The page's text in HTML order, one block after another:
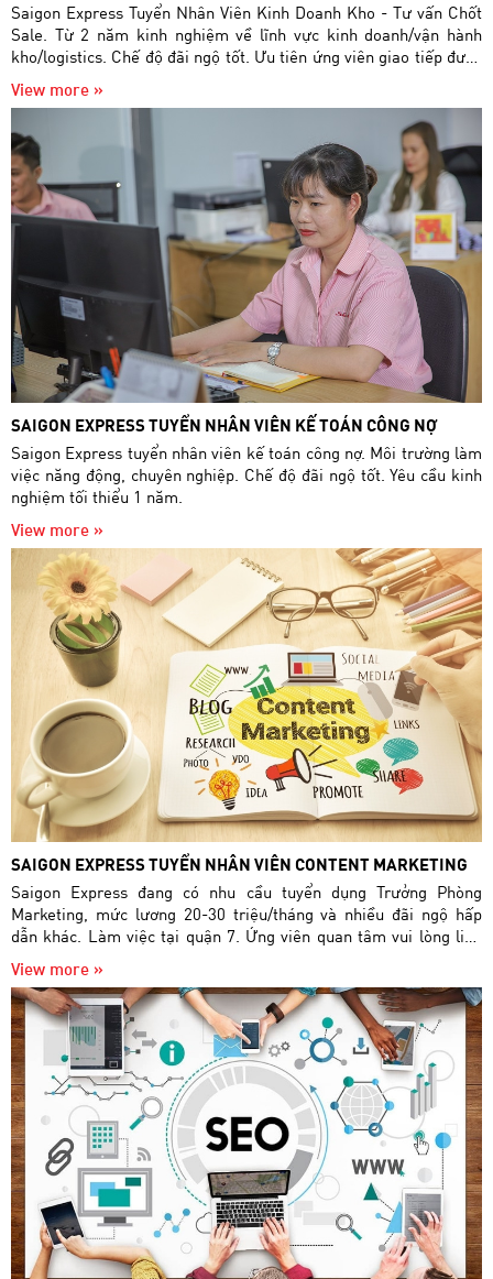
Saigon Express Tuyển Nhân Viên Kinh Doanh Kho - Tư vấn Chốt
Sale. Từ 2 năm kinh nghiệm về lĩnh vực kinh doanh/vận hành
kho/logistics. Chế độ đãi ngộ tốt. Ưu tiên ứng viên giao tiếp được
bằng Tiếng Anh
View more »
SAIGON EXPRESS TUYỂN NHÂN VIÊN KẾ TOÁN CÔNG NỢ
Saigon Express tuyển nhân viên kế toán công nợ. Môi trường làm
việc năng động, chuyên nghiệp. Chế độ đãi ngộ tốt. Yêu cầu kinh
nghiệm tối thiểu 1 năm.
View more »
SAIGON EXPRESS TUYỂN NHÂN VIÊN CONTENT MARKETING
Saigon Express đang có nhu cầu tuyển dụng Trưởng Phòng
Marketing, mức lương 20-30 triệu/tháng và nhiều đãi ngộ hấp
dẫn khác. Làm việc tại quận 7. Ứng viên quan tâm vui lòng liên
hệ 0901 86 87 86 hoặc nộp CV về địa chỉ mail
tuyendung.saigonexpress@gmail.com.
View more »